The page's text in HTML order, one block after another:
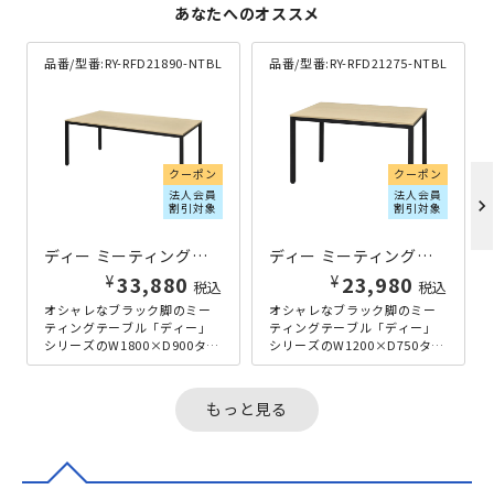
あなたへのオススメ
品番/型番:RY-RFD21890-NTBL
クーポン
法人会員
割引対象
ディー ミーティングテーブル W1800×D900×H700 ナチュラル
¥33,880 税込
オシャレなブラック脚のミー
ティングテーブル「ディー」
シリーズのW1800×D900タイ
プです。無駄な装飾がないの
品番/型番:RY-RFD21275-NTBL
クーポン
法人会員
割引対象
ディー ミーティングテーブル W1200×D750×H700 ナチュラル
¥ 23,980 税込
オシャレなブラック脚のミー
ティングテーブル「ディー」
シリーズのW1200×D750タイ
プです。無駄な装飾がないの
chevron_right
もっと見る